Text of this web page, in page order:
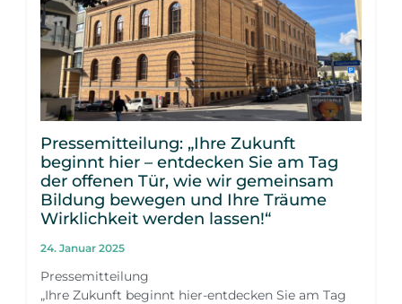
Pressemitteilung: „Ihre Zukunft
beginnt hier – entdecken Sie am Tag
der offenen Tür, wie wir gemeinsam
Bildung bewegen und Ihre Träume
Wirklichkeit werden lassen!“
24. Januar 2025
Pressemitteilung
„Ihre Zukunft beginnt hier-entdecken Sie am Tag